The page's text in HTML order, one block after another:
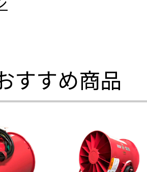
すすめ商品